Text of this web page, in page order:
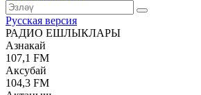
Русская версия
РАДИО ЕШЛЫКЛАРЫ
Азнакай
107,1 FM
Аксубай
104,3 FM